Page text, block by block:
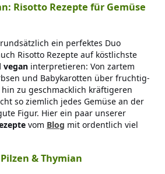
Risotto Rezepte für Gemüse
ein perfektes Duo
Risotto Rezepte auf köstlichste
vegan interpretieren: Von zartem
und Babykarotten über fruchtig-
zu geschmacklich kräftigeren
so ziemlich jedes Gemüse an der
Figur. Hier ein paar unserer
vom Blog mit ordentlich viel
& Thymian